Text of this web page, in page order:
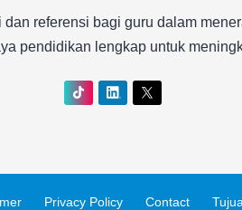
referensi bagi guru dalam
pendidikan lengkap untuk
Privacy Policy Contact